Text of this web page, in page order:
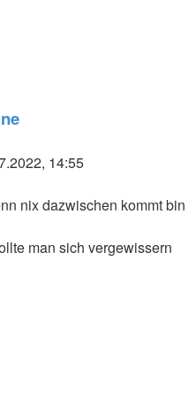
14:55
nix dazwischen kommt bin
man sich vergewissern